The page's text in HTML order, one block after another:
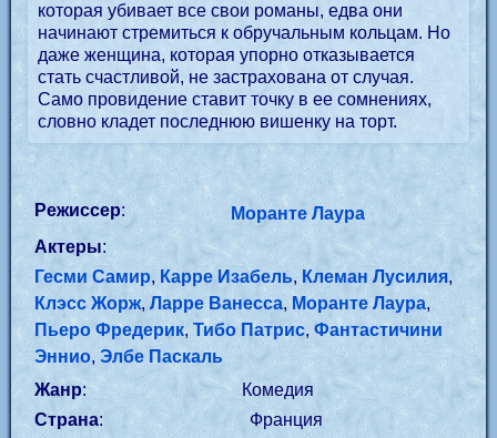
которая убивает все свои романы, едва они
начинают стремиться к обручальным кольцам. Но
даже женщина, которая упорно отказывается
стать счастливой, не застрахована от случая.
Само провидение ставит точку в ее сомнениях,
словно кладет последнюю вишенку на торт.
Режиссер:
Моранте Лаура
Актеры:
Гесми Самир, Карре Изабель, Клеман Лусилия,
Клэсс Жорж, Ларре Ванесса,Моранте Лаура,
Пьеро Фредерик, Тибо Патрис, Фантастичини
Эннио, Элбе Паскаль
Жанр:
Комедия
Страна: Франция